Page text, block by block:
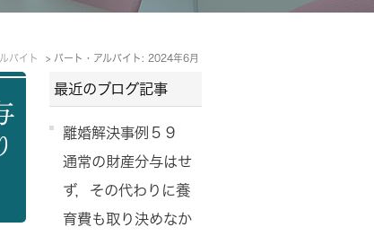
バイト パート・アルバイト: 2024年6月
最近のブログ記事
離婚解決事例５９
通常の財産分与はせ
ず，その代わりに養
育費も取り決めなか